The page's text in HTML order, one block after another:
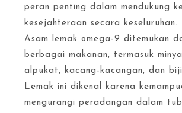
peran penting dalam mendukung
kesejahteraan secara keseluruhan.
Asam lemak omega-9 ditemukan
berbagai makanan, termasuk
alpukat, kacang-kacangan, dan
Lemak ini dikenal karena
mengurangi peradangan dalam